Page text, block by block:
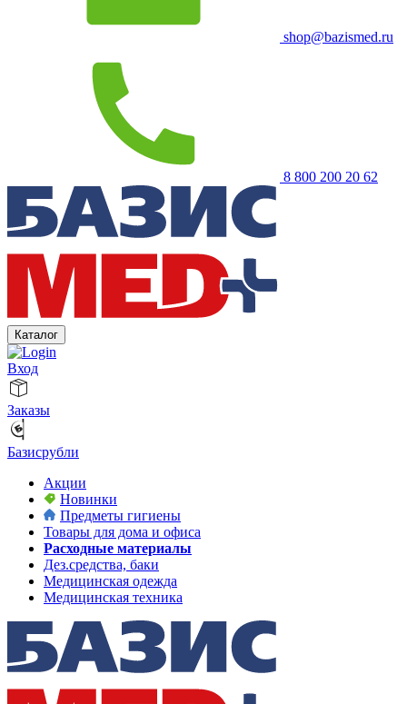
shop@bazismed.ru
8 800 200 20 62
Каталог
Вход
Заказы
Базисрубли
Акции
Новинки
Предметы гигиены
Товары для дома и офиса
Расходные материалы
Дез.средства, баки
Медицинская одежда
Медицинская техника